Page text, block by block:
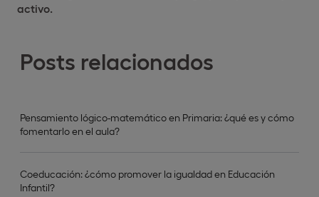
Posts relacionados
Pensamiento lógico-matemático en Primaria: ¿qué es y cómo
fomentarlo en el aula?
Coeducación: ¿cómo promover la igualdad en Educación
Infantil?
activo.